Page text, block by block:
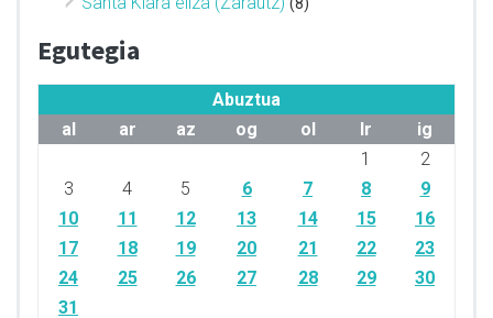
Egutegia
Abuztua
al
ar az og ol lr
ig
1
2
3
4 5 6 7 8
9
10
11 12 13 14 15
16
17
18 19 20 21 22
23
24
25 26 27 28 29
30
31